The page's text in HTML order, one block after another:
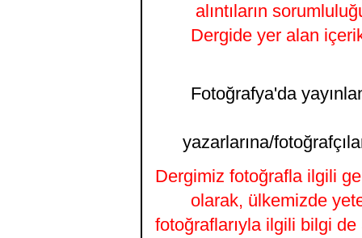
alıntıların
Dergide yer alan
Fotoğrafya'da
yazarlarına/
Dergimiz fotoğrafla ilgili
olarak, ülkemizde
fotoğraflarıyla ilgili bilgi